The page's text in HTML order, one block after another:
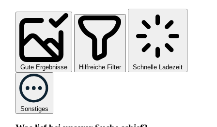
Gute Ergebnisse Hilfreiche Filter Schnelle Ladezeit
Sonstiges